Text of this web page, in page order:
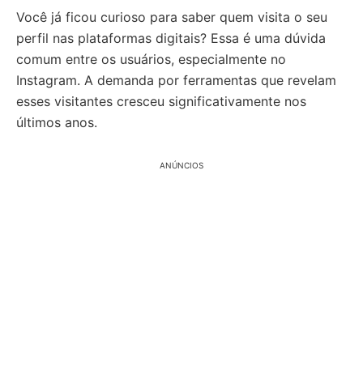
Você já ficou curioso para saber quem visita o seu
perfil nas plataformas digitais? Essa é uma dúvida
comum entre os usuários, especialmente no
Instagram. A demanda por ferramentas que revelam
esses visitantes cresceu significativamente nos
últimos anos.
ANÚNCIOS